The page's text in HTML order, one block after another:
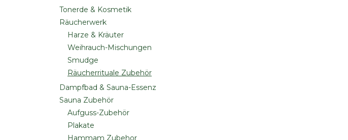
Tonerde & Kosmetik
Räucherwerk
Harze & Kräuter
Weihrauch-Mischungen
Smudge
Räucherrituale Zubehör
Dampfbad & Sauna-Essenz
Sauna Zubehör
Aufguss-Zubehör
Plakate
Hammam Zubehor